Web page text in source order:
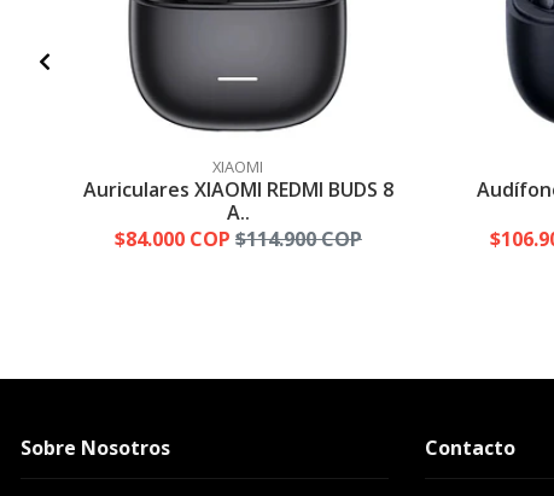
XIAOMI
Auriculares XIAOMI REDMI BUDS 8
A..
$84.000 COP $114.900 COP
Sobre Nosotros Contacto